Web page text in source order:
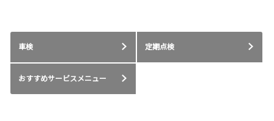
車検 定期点検
おすすめサービスメニュー